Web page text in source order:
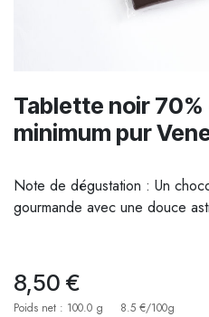
Tablette noir
minimum pur
Note de dégustation : Un
gourmande avec une douce
8,50 €
Poids net : 100.0 g 8.5 €/100g